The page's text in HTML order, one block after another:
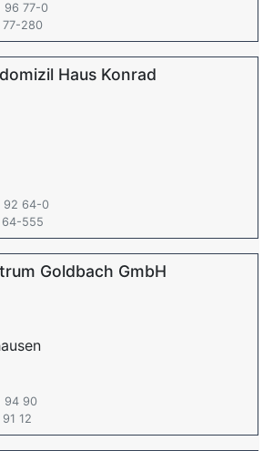
96 77-0
77-280
Haus Konrad
92 64-0
64-555
Goldbach GmbH
94 90
12